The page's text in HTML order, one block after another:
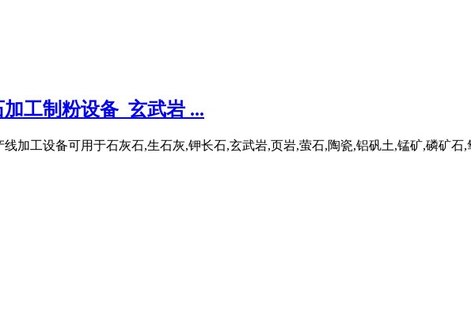
工制粉设备_玄武岩 ...
加工设备可用于石灰石,生石灰,钾长石,玄武岩,页岩,萤石,陶瓷,铝矾土,锰矿,磷矿石